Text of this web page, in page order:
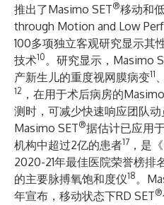
推出了Masimo SET®移动和
through Motion and Low
100多项独立客观研究显示其
技术10。研究显示，Masimo
产新生儿的重度视网膜病变11
12 ，在用于术后病房的
测时，可减少快速响应团队
Masimo SET®据估计已应用
机构中超过2亿的患者17 ，是
2020-21年最佳医院荣誉榜排
的主要脉搏氧饱和度仪18。
年宣布，移动状态下RD SET®